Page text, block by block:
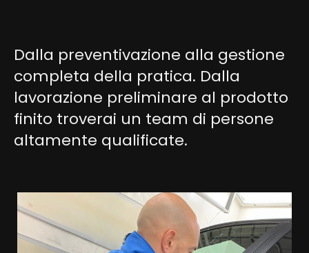
Dalla preventivazione alla gestione
completa della pratica. Dalla
lavorazione preliminare al prodotto
finito troverai un team di persone
altamente qualificate.